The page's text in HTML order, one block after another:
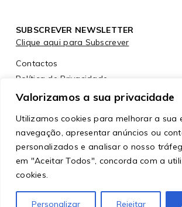
Valorizamos a sua privacidade
Utilizamos cookies para melhorar a sua
navegação, apresentar anúncios ou
personalizados e analisar o nosso
em "Aceitar Todos", concorda com a
cookies.
Personalizar Rejeitar
SUBSCREVER NEWSLETTER
Clique aqui para Subscrever
Contactos
Política de Privacidade
Política de Cookies
© Copyright ModaLisboa™ – Todos os